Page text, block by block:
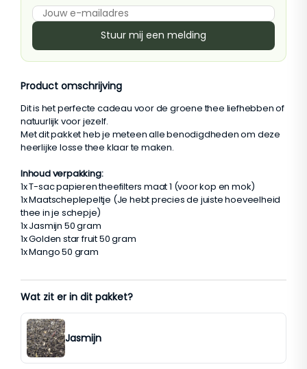
Stuur mij een melding
Product omschrijving
Dit is het perfecte cadeau voor de groene thee liefhebben of
natuurlijk voor jezelf.
Met dit pakket heb je meteen alle benodigdheden om deze
heerlijke losse thee klaar te maken.
Inhoud verpakking:
1x T-sac papieren theefilters maat 1 (voor kop en mok)
1x Maatscheplepeltje (Je hebt precies de juiste hoeveelheid
thee in je schepje)
1x Jasmijn 50 gram
1x Golden star fruit 50 gram
1x Mango 50 gram
Wat zit er in dit pakket?
Jasmijn